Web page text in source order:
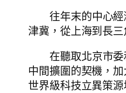
往年末的中心
津冀，從上海到長
在聽取北京市
中間擴圍的契機，
世界級科技立異策